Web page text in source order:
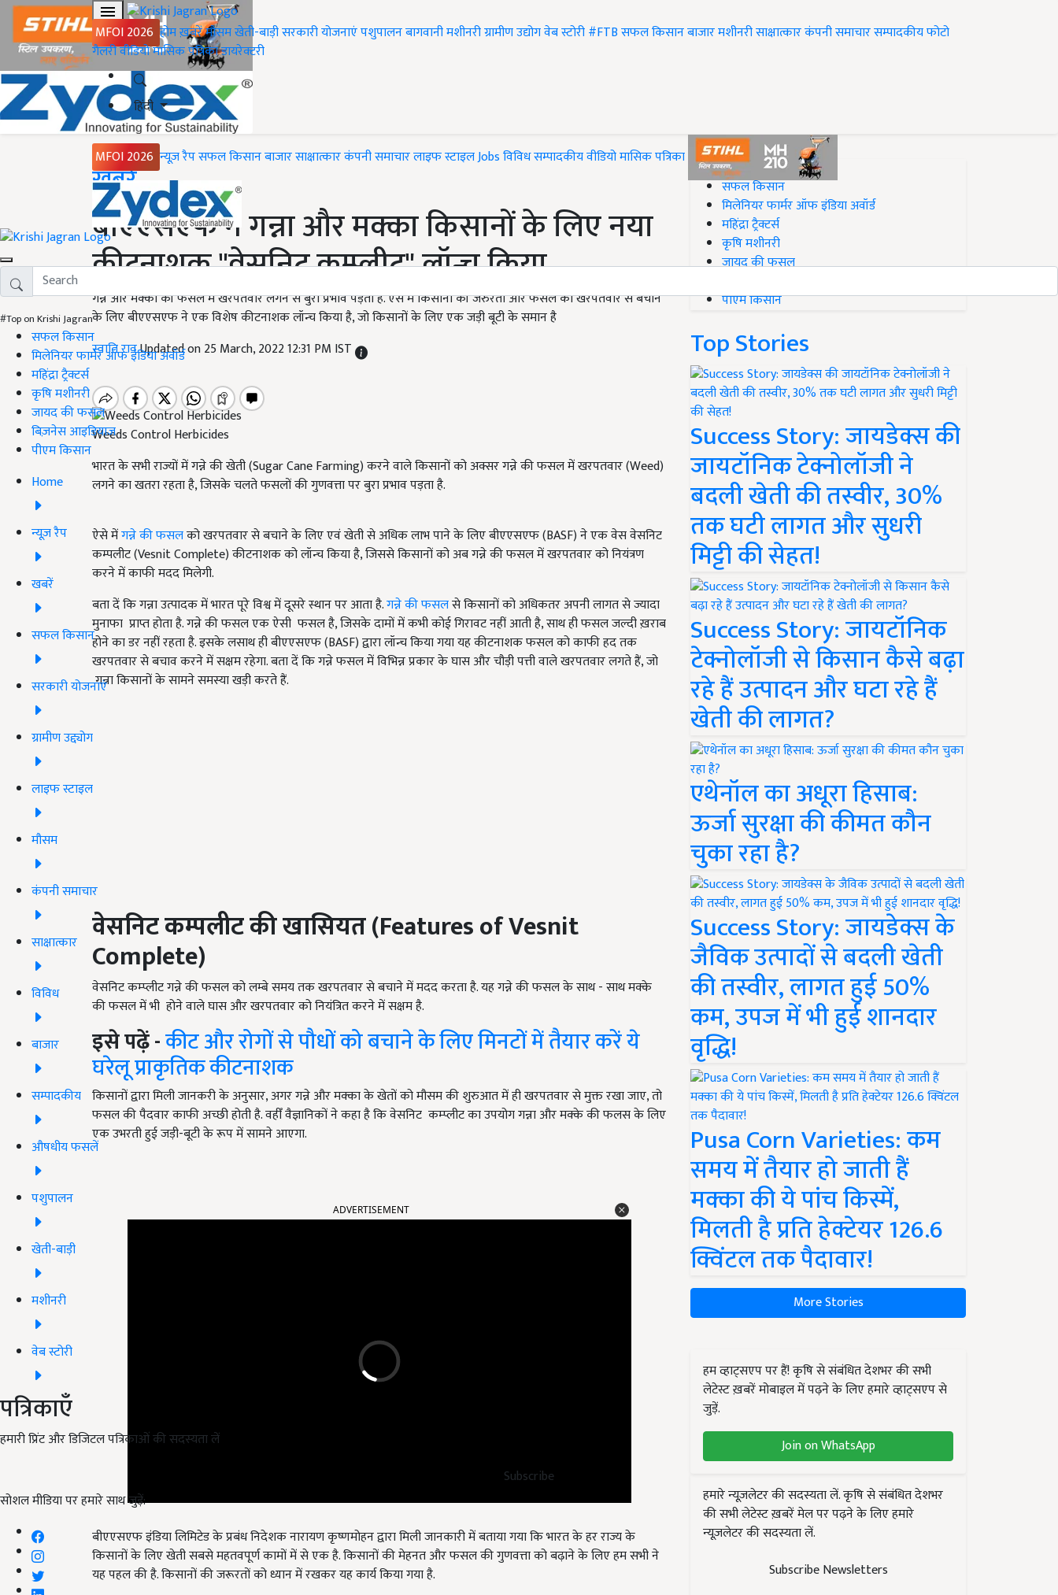
MFOI 2026 होमख़बरेंमौसमखेती-बाड़ीसरकारी योजनाएंपशुपालनबागवानीमशीनरीग्रामीण उद्योगवेब स्टोरी#FTBसफल किसानबाजारमशीनरीसाक्षात्कारकंपनी समाचारसम्पादकीयफोटो
गैलरीवीडियोमासिक पत्रिकाडायरेक्टरी
हिंदी
MFOI 2026 न्यूज़ रैपसफल किसानबाजारसाक्षात्कारकंपनी समाचारलाइफ स्टाइलJobsविविधसम्पादकीयवीडियोमासिक पत्रिका
#Top on Krishi Jagran
सफल किसान
मिलेनियर फार्मर ऑफ इंडिया अवॉर्ड
महिंद्रा ट्रैक्टर्स
कृषि मशीनरी
जायद की फसल
बिज़नेस आइडियाज
पीएम किसान
Home
न्यूज़ रैप
खबरें
सफल किसान
सरकारी योजनाएं
ग्रामीण उद्द्योग
लाइफ स्टाइल
मौसम
कंपनी समाचार
साक्षात्कार
विविध
बाजार
सम्पादकीय
औषधीय फसलें
पशुपालन
खेती-बाड़ी
मशीनरी
वेब स्टोरी
पत्रिकाएँ
हमारी प्रिंट और डिजिटल पत्रिकाओं की सदस्यता लें
Subscribe
सोशल मीडिया पर हमारे साथ जुड़ें:
Home
ख़बरें
बीएएसएफ ने गन्ना और मक्का किसानों के लिए नया
कीटनाशक "वेसनिट कम्प्लीट" लॉन्च किया
गन्ने और मक्का की फसल में खरपतवार लगने से बुरा प्रभाव पड़ता है. ऐसे में किसानों की जरुरतों और फसल को खरपतवार से बचाने
के लिए बीएएसएफ ने एक विशेष कीटनाशक लॉन्च किया है, जो किसानों के लिए एक जड़ी बूटी के समान है
स्वाति रावUpdated on 25 March, 2022 12:31 PM IST
Weeds Control Herbicides
भारत के सभी राज्यों में गन्ने की खेती (Sugar Cane Farming) करने वाले किसानों को अक्सर गन्ने की फसल में खरपतवार (Weed)
लगने का खतरा रहता है, जिसके चलते फसलों की गुणवत्ता पर बुरा प्रभाव पड़ता है.
ऐसे मेंगन्ने की फसलको खरपतवार से बचाने के लिए एवं खेती से अधिक लाभ पाने के लिए बीएएसएफ (BASF) ने एक वेस वेसनिट
कम्पलीट (Vesnit Complete) कीटनाशक को लॉन्च किया है, जिससे किसानों को अब गन्ने की फसल में खरपतवार को नियंत्रण
करने में काफी मदद मिलेगी.
बता दें कि गन्ना उत्पादक में भारत पूरे विश्व में दूसरे स्थान पर आता है.गन्ने की फसलसे किसानों को अधिकतर अपनी लागत से ज्यादा
मुनाफा प्राप्त होता है. गन्ने की फसल एक ऐसी फसल है, जिसके दामों में कभी कोई गिरावट नहीं आती है, साथ ही फसल जल्दी ख़राब
होने का डर नहीं रहता है. इसके लसाथ ही बीएएसएफ (BASF) द्वारा लॉन्च किया गया यह कीटनाशक फसल को काफी हद तक
खरपतवार से बचाव करने में सक्षम रहेगा. बता दें कि गन्ने फसल में विभिन्न प्रकार के घास और चौड़ी पत्ती वाले खरपतवार लगते हैं, जो
गन्ना किसानों के सामने समस्या खड़ी करते हैं.
वेसनिट कम्पलीट की खासियत (Features of Vesnit
Complete)
वेसनिट कम्प्लीट गन्ने की फसल को लम्बे समय तक खरपतवार से बचाने में मदद करता है. यह गन्ने की फसल के साथ - साथ मक्के
की फसल में भी होने वाले घास और खरपतवार को नियंत्रित करने में सक्षम है.
इसे पढ़ें -कीट और रोगों से पौधों को बचाने के लिए मिनटों में तैयार करें ये
घरेलू प्राकृतिक कीटनाशक
किसानों द्वारा मिली जानकरी के अनुसार, अगर गन्ने और मक्का के खेतों को मौसम की शुरुआत में ही खरपतवार से मुक्त रखा जाए, तो
फसल की पैदवार काफी अच्छी होती है. वहीँ वैज्ञानिकों ने कहा है कि वेसनिट कम्प्लीट का उपयोग गन्ना और मक्के की फलस के लिए
एक उभरती हुई जड़ी-बूटी के रूप में सामने आएगा.
किसानों के लिए खेती सबसे महतवपूर्ण कामों में से एक है. किसानों की मेहनत और फसल की गुणवत्ता को बढ़ाने के लिए हम सभी ने
यह पहल की है. किसानों की जरूरतों को ध्यान में रखकर यह कार्य किया गया है.
#Top on Krishi Jagran
सफल किसान
मिलेनियर फार्मर ऑफ इंडिया अवॉर्ड
महिंद्रा ट्रैक्टर्स
कृषि मशीनरी
जायद की फसल
पीएम किसान
Top Stories
Success Story: जायडेक्स की
जायटॉनिक टेक्नोलॉजी ने
बदली खेती की तस्वीर, 30%
तक घटी लागत और सुधरी
मिट्टी की सेहत!
Success Story: जायटॉनिक
टेक्नोलॉजी से किसान कैसे बढ़ा
रहे हैं उत्पादन और घटा रहे हैं
खेती की लागत?
एथेनॉल का अधूरा हिसाब:
ऊर्जा सुरक्षा की कीमत कौन
चुका रहा है?
Success Story: जायडेक्स के
जैविक उत्पादों से बदली खेती
की तस्वीर, लागत हुई 50%
कम, उपज में भी हुई शानदार
वृद्धि!
Pusa Corn Varieties: कम
समय में तैयार हो जाती हैं
मक्का की ये पांच किस्में,
मिलती है प्रति हेक्टेयर 126.6
क्विंटल तक पैदावार!
More Stories
हम व्हाट्सएप पर हैं! कृषि से संबंधित देशभर की सभी
लेटेस्ट ख़बरें मोबाइल में पढ़ने के लिए हमारे व्हाट्सएप से
जुड़ें.
Join on WhatsApp
हमारे न्यूज़लेटर की सदस्यता लें. कृषि से संबंधित देशभर
की सभी लेटेस्ट ख़बरें मेल पर पढ़ने के लिए हमारे
न्यूज़लेटर की सदस्यता लें.
Subscribe Newsletters